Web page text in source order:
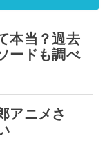
本当？過去
ードも調べ
アニメさ